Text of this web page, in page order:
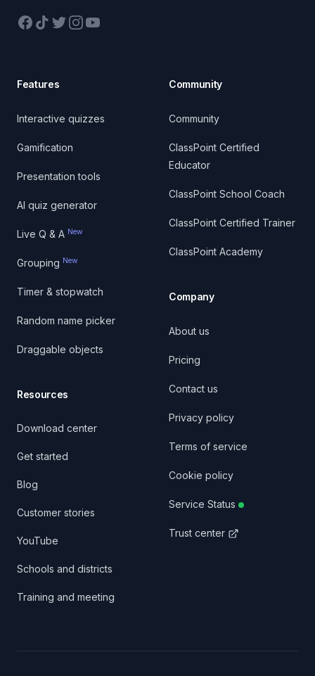
Facebook
TikTokTwitterInstagram
YouTube
Features
Interactive quizzes
Gamification
Presentation tools
AI quiz generator
Live Q & A New
Grouping New
Timer & stopwatch
Random name picker
Draggable objects
Resources
Download center
Get started
Blog
Customer stories
YouTube
Schools and districts
Training and meeting
Community
Community
ClassPoint Certified
Educator
ClassPoint School Coach
ClassPoint Certified Trainer
ClassPoint Academy
Company
About us
Pricing
Contact us
Privacy policy
Terms of service
Cookie policy
Service Status
Trust center